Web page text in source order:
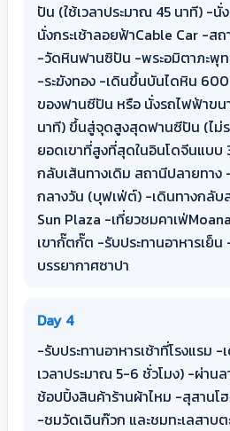
ปัน (ใช้เวลาประมาณ 45 นาที) -นั่
นั่งกระเช้าลอยฟ้าCable Car -ส
-วัดหินฟานซิปัน -พระอมิตาภะพุท
-ระฆังทอง -เดินขึ้นบันไดหิน
ของฟานซีปัน หรือ นั่งรถไฟฟ้าข
นาที) ขึ้นสู่จุดสูงสุดฟานซีปัน (ไม่
ยอดเขาที่สูงที่สุดในอินโดจีนแบบ
กลับเส้นทางเดิม สถานีปลายทาง
กลางวัน (บุฟเฟ่ต์) -เดินทางกลับ
Sun Plaza -เที่ยวชมคาเฟ่
เขากั๊ตกั๊ต -รับประทานอาหารเย็
บรรยากาศซาปา
Day 4
-รับประทานอาหารเช้าที่โรงแรม
เวลาประมาณ 5-6 ชั่วโมง) -ผ่าน
ช้อปปิ้งสินค้าร้านผ้าไหม -สุสาน
-ชมวัดเฉินก๊วก และชมทะเลสาบ